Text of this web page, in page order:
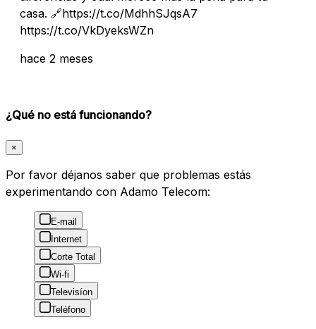
casa. 🔗https://t.co/MdhhSJqsA7
https://t.co/VkDyeksWZn
hace 2 meses
¿Qué no está funcionando?
×
Por favor déjanos saber que problemas estás
experimentando con Adamo Telecom:
E-mail
Internet
Corte Total
Wi-fi
Televisíon
Teléfono